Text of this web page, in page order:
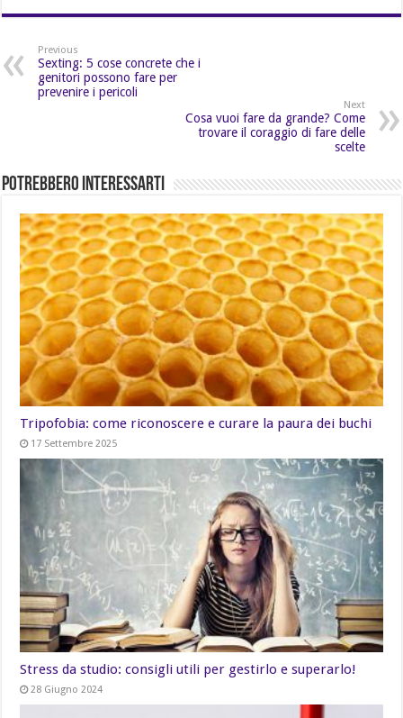
Previous
Sexting: 5 cose concrete che i
genitori possono fare per
prevenire i pericoli
Next
Cosa vuoi fare da grande? Come
trovare il coraggio di fare delle
scelte
Potrebbero Interessarti
Tripofobia: come riconoscere e curare la paura dei buchi
17 Settembre 2025
Stress da studio: consigli utili per gestirlo e superarlo!
28 Giugno 2024